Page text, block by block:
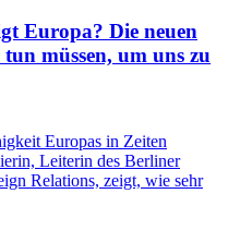
Europa? Die neuen
müssen, um uns zu
Europas in Zeiten
Leiterin des Berliner
Relations, zeigt, wie sehr